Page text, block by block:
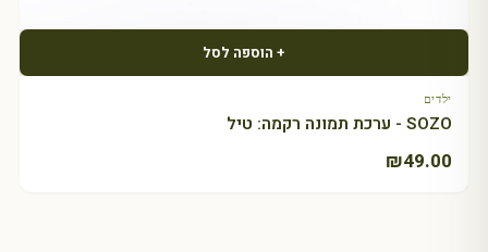
+ הוספה לסל
ילדים
SOZO - ערכת תמונה רקמה: טיל
₪49.00